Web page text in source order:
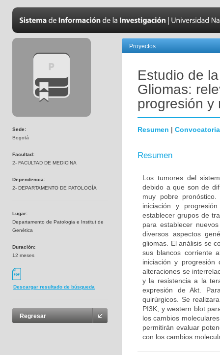
Sede:
Bogotá
Facultad:
2- FACULTAD DE MEDICINA
Dependencia:
2- DEPARTAMENTO DE PATOLOGÍA
Lugar:
Departamento de Patologia e Institut de
Genètica
Duración:
12 meses
Descargar resultado de búsqueda
Regresar
Proyectos
Estudio de
Gliomas:
progresión y
Resumen | Convocatoria
Resumen
Los tumores del
debido a que son de
muy pobre
iniciación y
establecer grupos de
para establecer
diversos aspectos
gliomas. El análisis se
sus blancos corriente
iniciación y
alteraciones se
y la resistencia a la
expresión de Akt.
quirúrgicos. Se
PI3K, y western blot
los cambios
permitirán evaluar
con los cambios